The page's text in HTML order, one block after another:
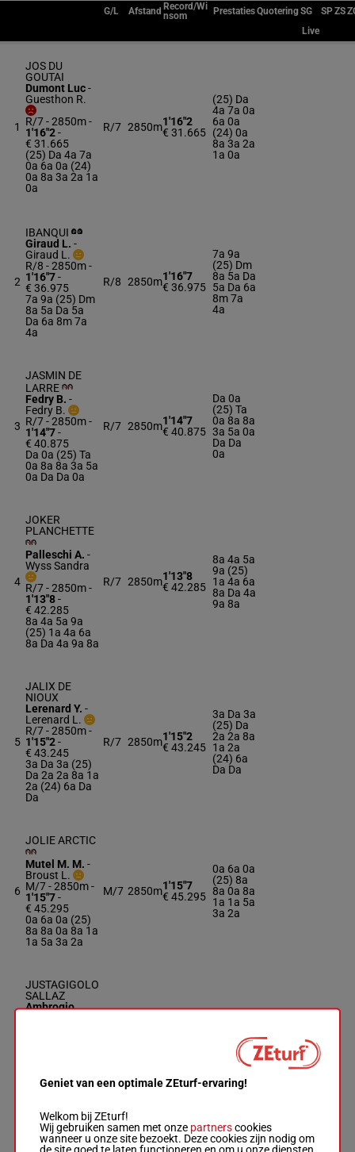
G/L Afstand Record/Wi
nsom
PrestatiesQuoteringSG SPZS
Live
1
JOS DU
GOUTAI
Dumont Luc-
Guesthon R.
R/7 - 2850m-
1'16"2-
€ 31.665
(25) Da 4a 7a
0a 6a 0a (24)
0a 8a 3a 2a 1a
0a
R/7 2850m1'16"2
€ 31.665
(25) Da
4a 7a 0a
6a 0a
(24) 0a
8a 3a 2a
1a 0a
2
IBANQUI
Giraud L. -
Giraud L.
R/8 - 2850m-
1'16"7-
€ 36.975
7a 9a (25) Dm
8a 5a Da 5a
Da 6a 8m 7a
4a
R/8 2850m1'16"7
€ 36.975
7a 9a
(25) Dm
8a 5a Da
5a Da 6a
8m 7a
4a
3
JASMIN DE
LARRE
Fedry B. -
Fedry B.
R/7 - 2850m-
1'14"7-
€ 40.875
Da 0a (25) Ta
0a 8a 8a 3a 5a
0a Da Da 0a
R/7 2850m1'14"7
€ 40.875
Da 0a
(25) Ta
0a 8a 8a
3a 5a 0a
Da Da
0a
4
JOKER
PLANCHETTE
Palleschi A. -
Wyss Sandra
R/7 - 2850m-
1'13"8-
€ 42.285
8a 4a 5a 9a
(25) 1a 4a 6a
8a Da 4a 9a 8a
R/7 2850m1'13"8
€ 42.285
8a 4a 5a
9a (25)
1a 4a 6a
8a Da 4a
9a 8a
5
JALIX DE
NIOUX
Lerenard Y. -
Lerenard L.
R/7 - 2850m-
1'15"2-
€ 43.245
3a Da 3a (25)
Da 2a 2a 8a 1a
2a (24) 6a Da
Da
R/7 2850m1'15"2
€ 43.245
3a Da 3a
(25) Da
2a 2a 8a
1a 2a
(24) 6a
Da Da
6
JOLIE ARCTIC
Mutel M. M. -
Broust L.
M/7 - 2850m-
1'15"7-
€ 45.295
0a 6a 0a (25)
8a 8a 0a 8a 1a
1a 5a 3a 2a
M/7 2850m1'15"7
€ 45.295
0a 6a 0a
(25) 8a
8a 0a 8a
1a 1a 5a
3a 2a
JUSTAGIGOLO
SALLAZ
Ambrogio
9a 1a 4a 1a 4a
1a 4a 1a
4a 2a 6a
5a 4a
JOLLY LOOK
Geniet van een optimale ZEturf-ervaring!
Welkom bij ZEturf!
Wij gebruiken samen met onze partnerscookies
wanneer u onze site bezoekt. Deze cookies zijn nodig om
de site goed te laten functioneren en om u onze diensten